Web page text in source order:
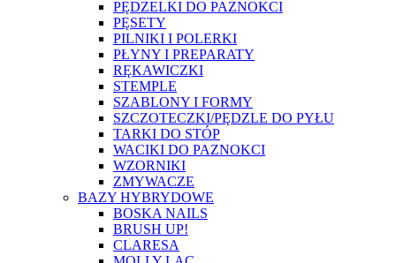
PĘDZELKI DO PAZNOKCI
PĘSETY
PILNIKI I POLERKI
PŁYNY I PREPARATY
RĘKAWICZKI
STEMPLE
SZABLONY I FORMY
SZCZOTECZKI/PĘDZLE DO PYŁU
TARKI DO STÓP
WACIKI DO PAZNOKCI
WZORNIKI
ZMYWACZE
BAZY HYBRYDOWE
BOSKA NAILS
BRUSH UP!
CLARESA